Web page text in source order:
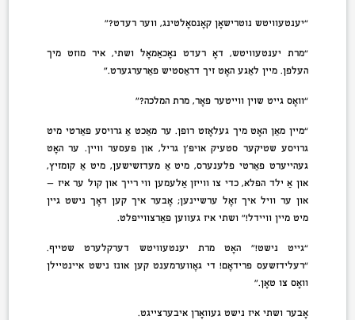
“יענטעוויטש נוטרישאָן קאָנסאָלטינג, ווער רעדט?”
“מרת יענטעוויטש, דאָ רעדט נאָכאַמאָל ושתי, איר מוזט מיך
העלפן. מיין לאַגע האָט זיך דראַסטיש פאַרערגערט.”
“וואָס גייט שוין ווייטער פאָר, מרת המלכה?”
“מיין מאַן האָט מיך געלאָזט רופן. ער מאַכט אַ גרויסע פּאַרטי מיט
גרויסע שטיקער סטעיק אויפ’ן גריל, און פעסער וויין. ער האָט
געהייערט פּאַרטי פּלענערס, מיט אַ מעדזשישען, מיט אַ קומזיץ,
און אַ ילד הפּלא, כדי צו ווייזן אַלעמען ווי רייך און קוּל ער איז —
און ער וויל איך זאָל ערשיינען; אָבער איך קען דאָך נישט גיין
מיט מיין וויידל!” ושתי איז געווען פאַרצווייפלט.
“גייט נישט!” האָט מרת יענטעוויטש דערקלערט שטייף.
“רעלידזשעס פרידאָם! די גאָווערמענט קען אונז נישט איינטיילן
וואָס צו טאָן.”
אָבער ושתי איז נישט געוואָרן איבערצייגט.